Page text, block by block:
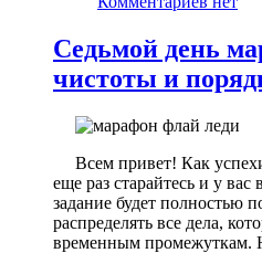
Седьмой день
чистоты и
Всем привет! Как
еще раз старайтесь и у
задание будет полностью
распределять все дела,
временным промежуткам.